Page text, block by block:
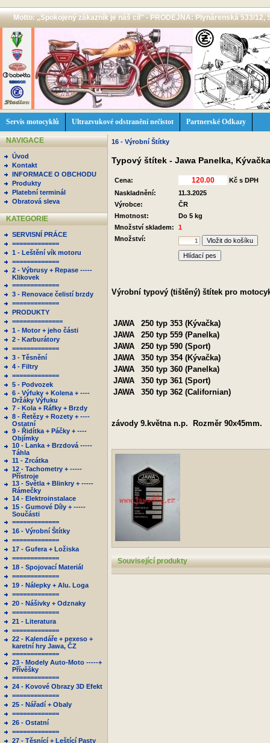
Motto: ,,Spokojený zákazník je náš cíl'' - PRODEJNA: Plynárenská 533/12,
Servis motocyklů Ultrazvukové odstranění nečistot Partnerské Odkazy
NAVIGACE
Úvod
Kontakt
INFORMACE O OBCHODU
Produkty
Platební terminál
Obratová sleva
KATEGORIE
SERVISNÍ PRÁCE
=============
1 - Leštění vík motoru
=============
2 - Výbrusy + Repase -----
Klikovek
=============
3 - Renovace čelistí brzdy
=============
PRODUKTY
==============
1 - Motor + jeho části
2 - Karburátory
=============
3 - Těsnění
4 - Filtry
=============
5 - Podvozek
6 - Výfuky + Kolena + ----
Držáky Výfuku
7 - Kola + Ráfky + Brzdy
8 - Řetězy + Rozety + ----
Ostatní
9 - Řidítka + Páčky + ----
Objímky
10 - Lanka + Brzdová -----
Táhla
11 - Zrcátka
12 - Tachometry + -----
Přístroje
13 - Světla + Blinkry + -----
Rámečky
14 - Elektroinstalace
15 - Gumové Díly + -----
Součásti
=============
16 - Výrobní Štítky
=============
17 - Gufera + Ložiska
=============
18 - Spojovací Materiál
=============
19 - Nálepky + Alu. Loga
=============
20 - Nášivky + Odznaky
=============
21 - Literatura
=============
22 - Kalendáře + pexeso +
karetní hry Jawa, ČZ
=============
23 - Modely Auto-Moto -----+
Přívěšky
=============
24 - Kovové Obrazy 3D Efekt
=============
25 - Nářadí + Obaly
=============
26 - Ostatní
=============
27 - Těsnící + Leštící Pasty
16 - Výrobní Štítky
Typový štítek - Jawa Panelka,
Cena:
Kč s DPH
Naskladnění:
11.3.2025
Výrobce:
ČR
Hmotnost:
Do 5 kg
Množství skladem:
1
Množství:
Hlídací pes
Výrobní typový (tištěný) štítek pro
JAWA
250 typ 353 (Kývačka)
JAWA
250 typ 559 (Panelka)
JAWA
250 typ 590 (Sport)
JAWA
350 typ 354 (Kývačka)
JAWA
350 typ 360 (Panelka)
JAWA
350 typ 361 (Sport)
JAWA
350 typ 362 (Californian)
závody 9.května n.p. Rozměr 90x45mm.
Související produkty